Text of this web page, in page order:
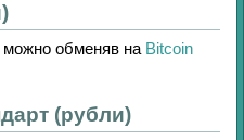
можно обменяв на Bitcoin
(рубли)